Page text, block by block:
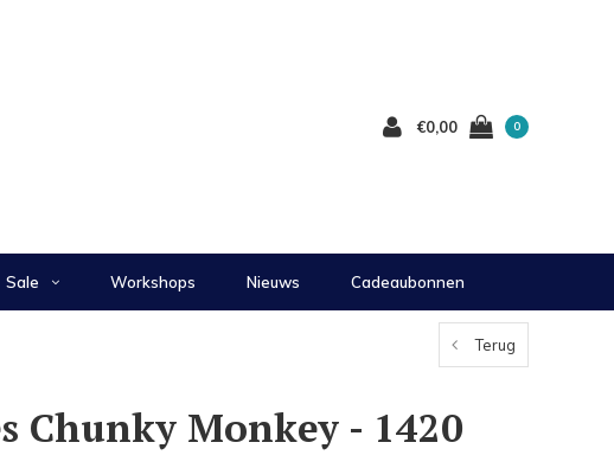
€0,00 0
Sale Workshops Nieuws Cadeaubonnen
Terug
Chunky Monkey - 1420